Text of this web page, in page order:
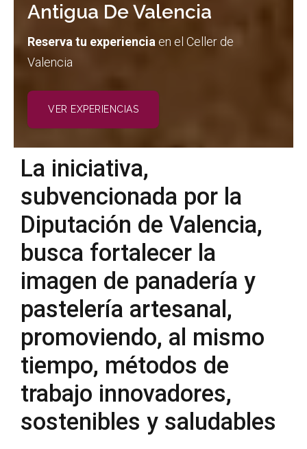
Antigua De Valencia
Reserva tu experiencia en el Celler de
Valencia
VER EXPERIENCIAS
La iniciativa,
subvencionada por la
Diputación de Valencia,
busca fortalecer la
imagen de panadería y
pastelería artesanal,
promoviendo, al mismo
tiempo, métodos de
trabajo innovadores,
sostenibles y saludables